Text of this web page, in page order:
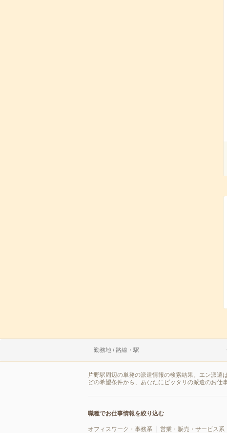
勤務地 / 路線・駅
片野駅周辺の単発の派遣情報の検索結果。エン派
どの希望条件から、あなたにピッタリの派遣のお仕
職種でお仕事情報を絞り込む
オフィスワーク・事務系 営業・販売・サービス系